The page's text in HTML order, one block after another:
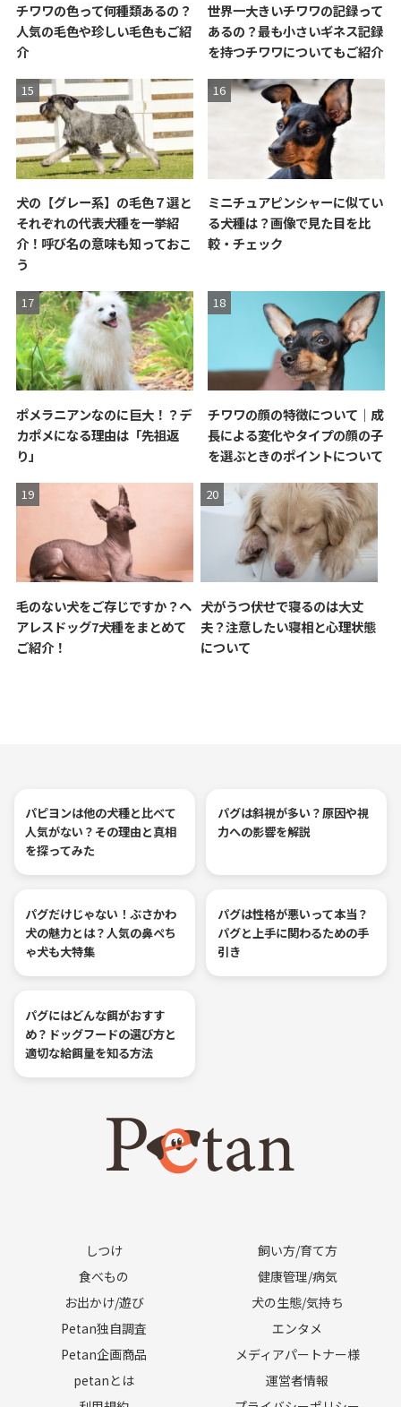
チワワの色って何種類あるの？
人気の毛色や珍しい毛色もご紹
介
世界一大きいチワワの記録って
あるの？最も小さいギネス記録
を持つチワワについてもご紹介
犬の【グレー系】の毛色７選と
それぞれの代表犬種を一挙紹
介！呼び名の意味も知っておこ
う
ミニチュアピンシャーに似てい
る犬種は？画像で見た目を比
較・チェック
ポメラニアンなのに巨大！？デ
カポメになる理由は「先祖返
り」
チワワの顔の特徴について｜成
長による変化やタイプの顔の子
を選ぶときのポイントについて
毛のない犬をご存じですか？ヘ
アレスドッグ7犬種をまとめて
ご紹介！
犬がうつ伏せで寝るのは大丈
夫？注意したい寝相と心理状態
について
パピヨンは他の犬種と比べて
人気がない？その理由と真相
を探ってみた
パグは斜視が多い？原因や視
力への影響を解説
パグだけじゃない！ぶさかわ
犬の魅力とは？人気の鼻ぺち
ゃ犬も大特集
パグは性格が悪いって本当？
パグと上手に関わるための手
引き
パグにはどんな餌がおすす
め？ドッグフードの選び方と
適切な給餌量を知る方法
しつけ
飼い方/育て方
食べもの
健康管理/病気
お出かけ/遊び
犬の生態/気持ち
Petan独自調査
エンタメ
Petan企画商品
メディアパートナー様
petanとは
運営者情報